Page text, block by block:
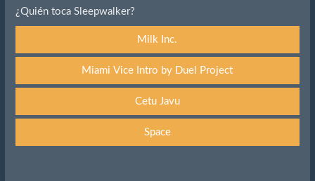
¿Quién toca Sleepwalker?
Milk Inc.
Miami Vice Intro by Duel Project
Cetu Javu
Space